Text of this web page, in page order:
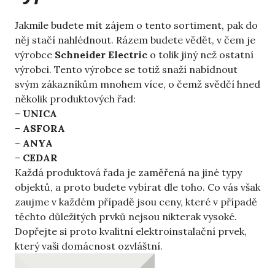
Jakmile budete mít zájem o tento sortiment, pak do
něj stačí nahlédnout. Rázem budete vědět, v čem je
výrobce Schneider Electric o tolik jiný než ostatní
výrobci. Tento výrobce se totiž snaží nabídnout
svým zákazníkům mnohem více, o čemž svědčí hned
několik produktových řad:
– UNICA
– ASFORA
– ANYA
– CEDAR
Každá produktová řada je zaměřená na jiné typy
objektů, a proto budete vybírat dle toho. Co vás však
zaujme v každém případě jsou ceny, které v případě
těchto důležitých prvků nejsou nikterak vysoké.
Dopřejte si proto kvalitní elektroinstalační prvek,
který vaši domácnost ozvláštní.